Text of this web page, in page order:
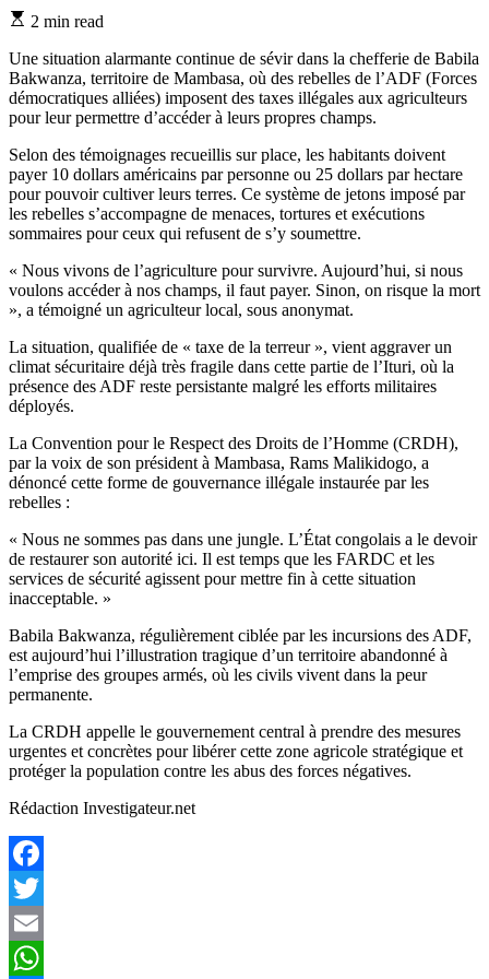
Estimated
time
2 min read
Une situation alarmante continue de sévir dans la chefferie de Babila
Bakwanza, territoire de Mambasa, où des rebelles de l’ADF (Forces
démocratiques alliées) imposent des taxes illégales aux agriculteurs
pour leur permettre d’accéder à leurs propres champs.
Selon des témoignages recueillis sur place, les habitants doivent
payer 10 dollars américains par personne ou 25 dollars par hectare
pour pouvoir cultiver leurs terres. Ce système de jetons imposé par
les rebelles s’accompagne de menaces, tortures et exécutions
sommaires pour ceux qui refusent de s’y soumettre.
« Nous vivons de l’agriculture pour survivre. Aujourd’hui, si nous
voulons accéder à nos champs, il faut payer. Sinon, on risque la mort
», a témoigné un agriculteur local, sous anonymat.
La situation, qualifiée de « taxe de la terreur », vient aggraver un
climat sécuritaire déjà très fragile dans cette partie de l’Ituri, où la
présence des ADF reste persistante malgré les efforts militaires
déployés.
La Convention pour le Respect des Droits de l’Homme (CRDH),
par la voix de son président à Mambasa, Rams Malikidogo, a
dénoncé cette forme de gouvernance illégale instaurée par les
rebelles :
« Nous ne sommes pas dans une jungle. L’État congolais a le devoir
de restaurer son autorité ici. Il est temps que les FARDC et les
services de sécurité agissent pour mettre fin à cette situation
inacceptable. »
Babila Bakwanza, régulièrement ciblée par les incursions des ADF,
est aujourd’hui l’illustration tragique d’un territoire abandonné à
l’emprise des groupes armés, où les civils vivent dans la peur
permanente.
La CRDH appelle le gouvernement central à prendre des mesures
urgentes et concrètes pour libérer cette zone agricole stratégique et
protéger la population contre les abus des forces négatives.
Rédaction Investigateur.net
Facebook
Twitter
Email